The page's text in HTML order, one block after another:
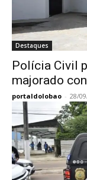
Destaques
Polícia Civil
majorado
portaldolobao - 28/